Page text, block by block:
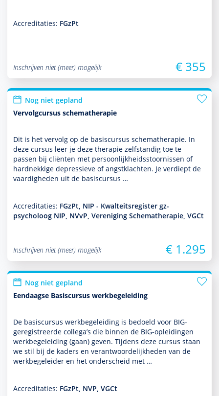
Accreditaties: FGzPt
Inschrijven niet (meer) mogelijk € 355
Nog niet gepland
Vervolgcursus schematherapie
Dit is het vervolg op de basis­cursus schemathera­pie. In
deze cursus leer je deze thera­pie zelf­standig toe te
passen bij cliënten met per­soon­lijk­heids­stoor­nissen of
hardnekkige depres­sieve of angstklachten. Je verdiept de
vaar­dig­heden uit de basis­cursus …
Accreditaties: FGzPt, NIP - Kwalteitsregister gz-
psycholoog NIP, NVvP, Vereniging Schematherapie, VGCt
Inschrijven niet (meer) mogelijk € 1.295
Nog niet gepland
Eendaagse Basiscursus werkbegeleiding
De basis­cursus werkbege­lei­ding is bedoeld voor BIG-
geregis­treerde collega’s die binnen de BIG-opleidingen
werkbege­lei­ding (gaan) geven. Tijdens deze cursus staan
we stil bij de kaders en verant­woordelijkheden van de
werkbege­leider en het onderscheid met …
Accreditaties: FGzPt, NVP, VGCt